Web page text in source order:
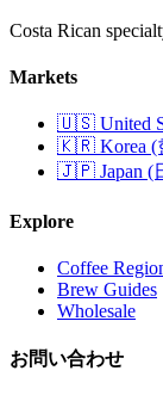
Costa Rican
Markets
🇺🇸 United
🇰🇷 Korea (
🇯🇵 Japan (
Explore
Coffee
Brew Guides
Wholesale
お問い合わせ